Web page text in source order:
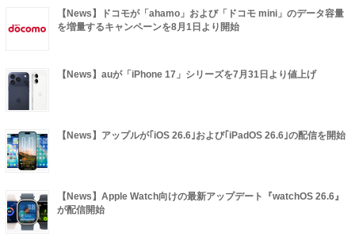
【News】ドコモが「ahamo」および「ドコモ mini」のデータ容量
を増量するキャンペーンを8月1日より開始
【News】auが「iPhone 17」シリーズを7月31日より値上げ
【News】アップルが｢iOS 26.6｣および｢iPadOS 26.6｣の配信を開始
【News】Apple Watch向けの最新アップデート『watchOS 26.6』
が配信開始